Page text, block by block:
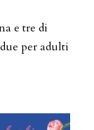
e tre di
per adulti